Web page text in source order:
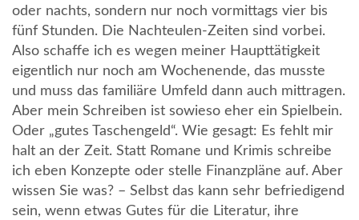
oder nachts, sondern nur noch vormittags vier bis
fünf Stunden. Die Nachteulen-Zeiten sind vorbei.
Also schaffe ich es wegen meiner Haupttätigkeit
eigentlich nur noch am Wochenende, das musste
und muss das familiäre Umfeld dann auch mittragen.
Aber mein Schreiben ist sowieso eher ein Spielbein.
Oder „gutes Taschengeld“. Wie gesagt: Es fehlt mir
halt an der Zeit. Statt Romane und Krimis schreibe
ich eben Konzepte oder stelle Finanzpläne auf. Aber
wissen Sie was? – Selbst das kann sehr befriedigend
sein, wenn etwas Gutes für die Literatur, ihre